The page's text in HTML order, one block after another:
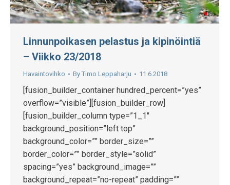
Linnunpoikasen pelastus ja kipinöintiä
– Viikko 23/2018
Havaintovihko By Timo Leppaharju 11.6.2018
[fusion_builder_container hundred_percent=”yes”
overflow=”visible”][fusion_builder_row]
[fusion_builder_column type=”1_1″
background_position=”left top”
background_color=”” border_size=””
border_color=”” border_style=”solid”
spacing=”yes” background_image=””
background_repeat=”no-repeat” padding=””